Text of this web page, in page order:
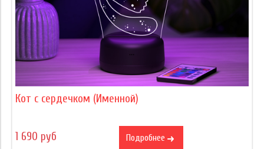
Кот с сердечком (Именной)
1 690 руб Подробнее